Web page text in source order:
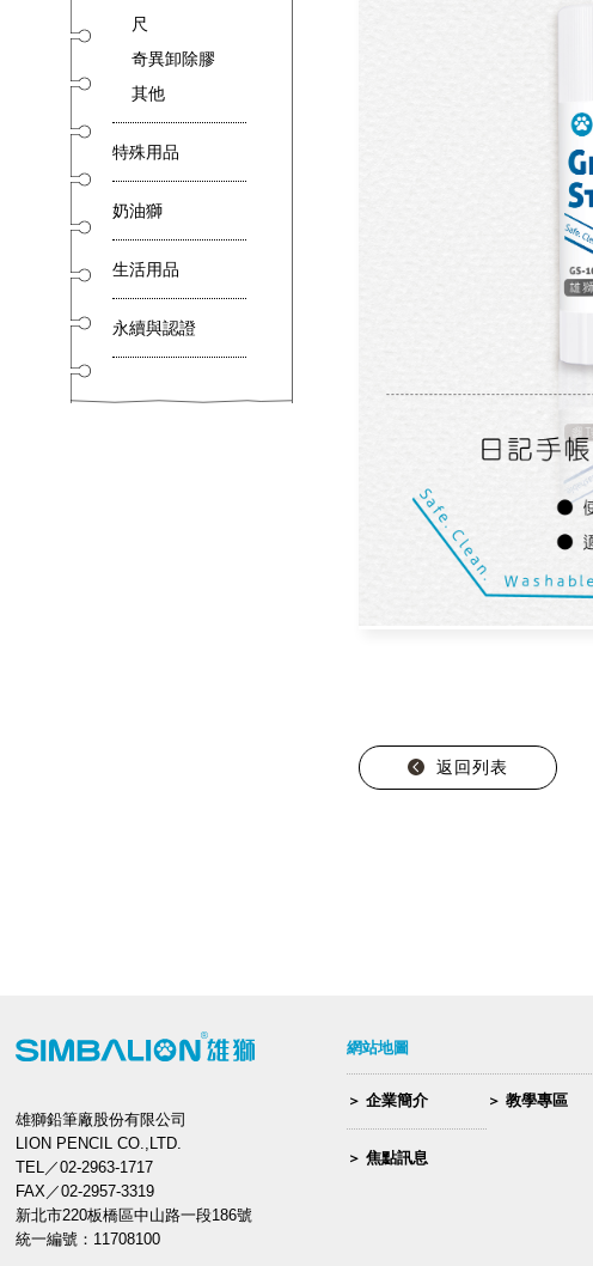
尺
奇異卸除膠
其他
特殊用品
奶油獅
生活用品
永續與認證
返回列表
雄獅鉛筆廠股份有限公司
LION PENCIL CO.,LTD.
TEL／02-2963-1717
FAX／02-2957-3319
新北市220板橋區中山路一段186號
統一編號：11708100
網站地圖
企業簡介
焦點訊息
教學專區